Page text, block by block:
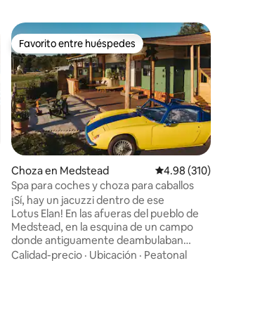
4.96 de 5, 1,730 reseñas
Favorito entre huéspedes
Favorito entre huéspedes
Choza en Medstead Calificación promedio:
4.98 (310)
Spa para coches y choza para caballos
¡Sí, hay un jacuzzi dentro de ese
Lotus Elan! En las afueras del pueblo de
Medstead, en la esquina de un campo
donde antiguamente deambulaban
caballos Shire, encontrarás una pequeña
Calidad-precio · Ubicación · Peatonal